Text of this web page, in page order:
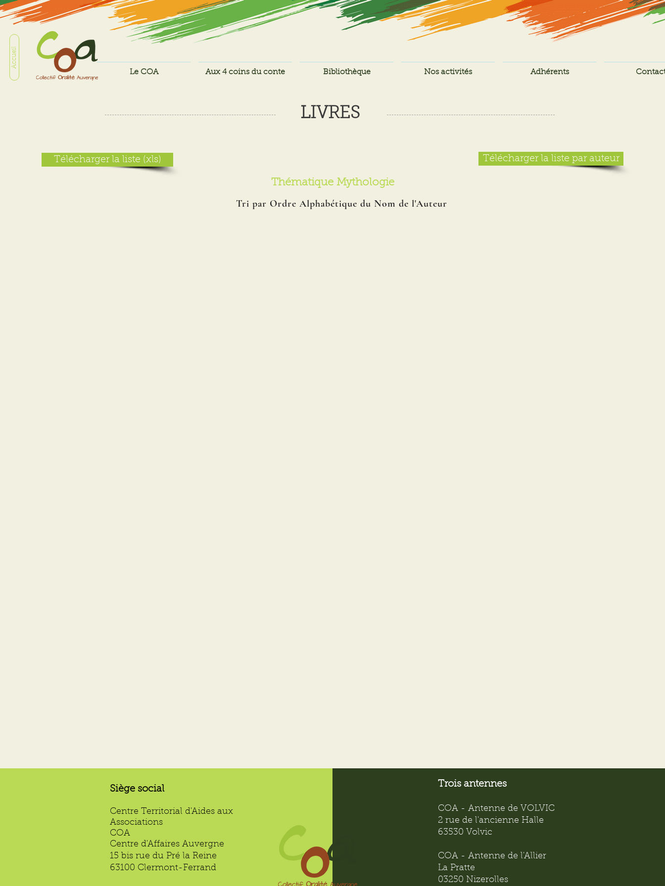
Accueil
Le COA Aux 4 coins du conte Bibliothèque Nos activités Adhérents
LIVRES
Télécharger la liste (xls) Télécharger la liste par auteur
Thématique Mythologie
Tri par Ordre Alphabétique du Nom de l'Auteur
Siège social
Centre Territorial d'Aides aux
Associations
COA
Centre d'Affaires Auvergne
15 bis rue du Pré la Reine
63100 Clermont-Ferrand
Trois antennes
COA - Antenne de VOLVIC
2 rue de l'ancienne Halle
63530 Volvic
COA - Antenne de l'Allier
La Pratte
03250 Nizerolles